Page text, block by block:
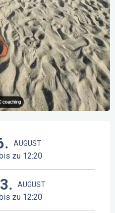
AUGUST
zu 12:20
AUGUST
zu 12:20